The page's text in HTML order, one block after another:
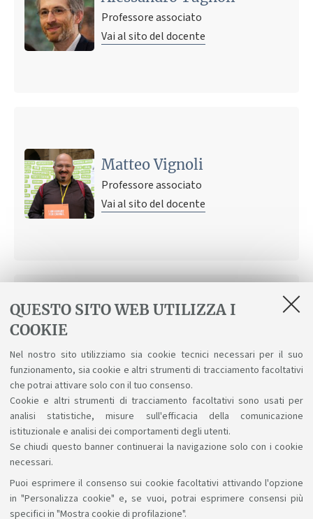
QUESTO SITO WEB UTILIZZA I
COOKIE
Nel nostro sito utilizziamo sia cookie tecnici necessari per il suo
funzionamento, sia cookie e altri strumenti di tracciamento facoltativi
che potrai attivare solo con il tuo consenso.
Cookie e altri strumenti di tracciamento facoltativi sono usati per
analisi statistiche, misure sull'efficacia della comunicazione
istituzionale e analisi dei comportamenti degli utenti.
Se chiudi questo banner continuerai la navigazione solo con i cookie
necessari.
Puoi esprimere il consenso sui cookie facoltativi attivando l'opzione
in "Personalizza cookie" e, se vuoi, potrai esprimere consensi più
specifici in "Mostra cookie di profilazione".
Professore associato
Vai al sito del docente
Matteo Vignoli
Professore associato
Vai al sito del docente
Professoressa associata
Vai al sito del docente
Vedi avvisi
Materiali didattici
Tutti gli avvisi
Sosteniamo il diritto alla conoscenza